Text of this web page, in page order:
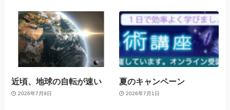
近頃、地球の自転が速い
2026年7月9日
夏のキャンペーン
2026年7月1日